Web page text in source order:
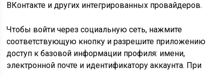
ВКонтакте и других интегрированных провайдеров.
Чтобы войти через социальную сеть, нажмите
соответствующую кнопку и разрешите приложению
доступ к базовой информации профиля: имени,
электронной почте и идентификатору аккаунта. При